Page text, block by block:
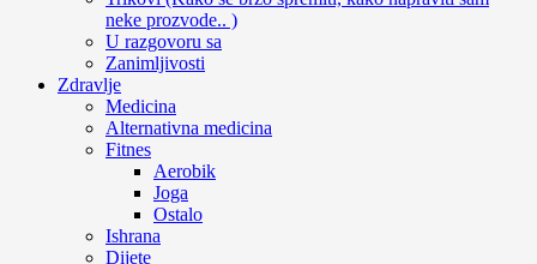
neke prozvode.. )
U razgovoru sa
Zanimljivosti
Zdravlje
Medicina
Alternativna medicina
Fitnes
Aerobik
Joga
Ostalo
Ishrana
Dijete